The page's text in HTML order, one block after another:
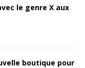
le genre X aux
boutique pour